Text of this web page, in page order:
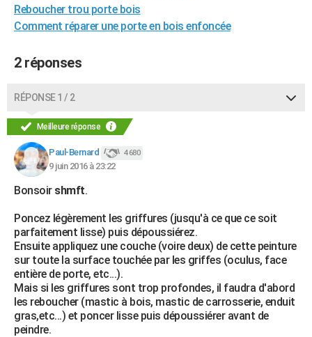
Reboucher trou porte bois
Comment réparer une porte en bois enfoncée
2 réponses
RÉPONSE 1 / 2
Meilleure réponse
Paul-Bernard 4 680
9 juin 2016 à 23:22
Bonsoir shmft.
Poncez légèrement les griffures (jusqu'à ce que ce soit
parfaitement lisse) puis dépoussiérez.
Ensuite appliquez une couche (voire deux) de cette peinture
sur toute la surface touchée par les griffes (oculus, face
entière de porte, etc...).
Mais si les griffures sont trop profondes, il faudra d'abord
les reboucher (mastic à bois, mastic de carrosserie, enduit
gras,etc...) et poncer lisse puis dépoussiérer avant de
peindre.